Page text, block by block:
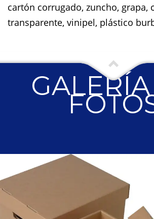
cartón corrugado, zuncho, grapa,
transparente, vinipel, plástico